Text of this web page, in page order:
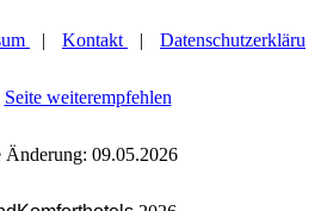
| Kontakt | Datenschutzerkläru
Seite weiterempfehlen
Änderung: 09.05.2026